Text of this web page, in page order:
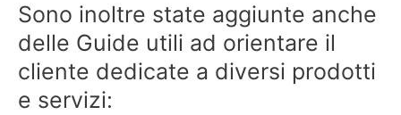
Sono inoltre state aggiunte anche
delle Guide utili ad orientare il
cliente dedicate a diversi prodotti
e servizi: